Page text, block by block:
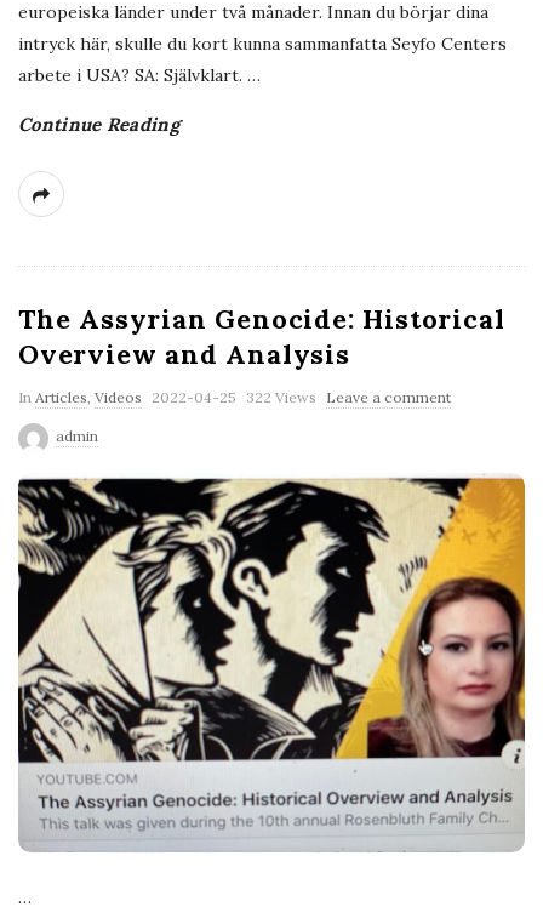
europeiska länder under två månader. Innan du börjar dina
intryck här, skulle du kort kunna sammanfatta Seyfo Centers
arbete i USA? SA: Självklart. …
Continue Reading
The Assyrian Genocide: Historical
Overview and Analysis
In Articles, Videos
P
i
s
h
D
t
e
2022-04-25 322 Views Leave a comment
admin
…